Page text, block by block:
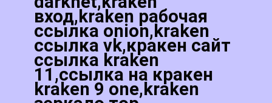
вход,kraken рабочая
ссылка onion,kraken
ссылка vk,кракен сайт
ссылка kraken
11,ссылка на кракен
kraken 9 one,kraken